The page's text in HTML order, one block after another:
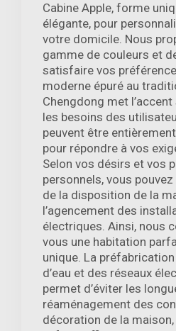
Cabine Apple, forme
élégante, pour
votre domicile. Nous
gamme de couleurs et
satisfaire vos
moderne épuré au
Chengdong met
les besoins des
peuvent être
pour répondre à vos
Selon vos désirs et vos
personnels, vous
de la disposition de la
l’agencement des
électriques. Ainsi, nous
vous une habitation
unique. La
d’eau et des réseaux
permet d’éviter les
réaménagement des
décoration de la